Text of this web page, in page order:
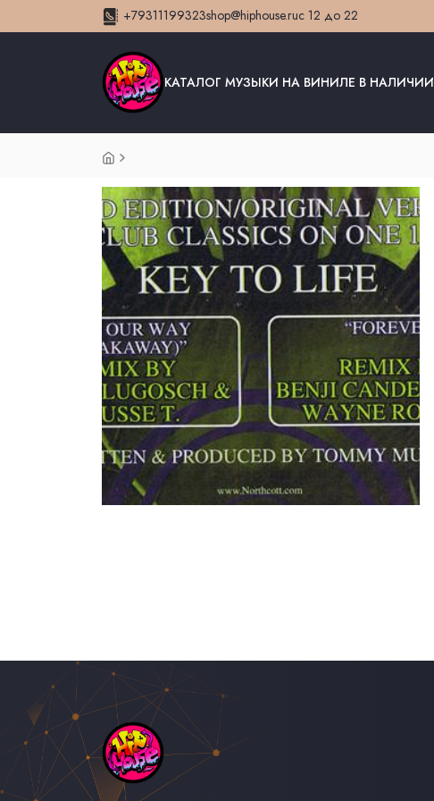
+79311199323shop@hiphouse.ruс 12 до 22
КАТАЛОГ МУЗЫКИ НА ВИНИЛЕ В НАЛИЧИИ